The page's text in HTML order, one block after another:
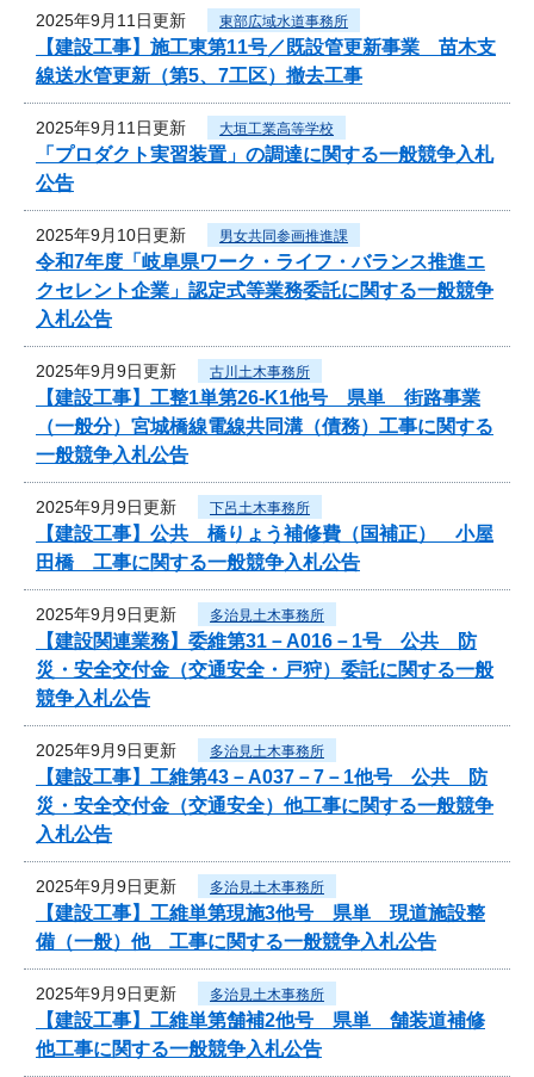
2025年9月11日更新 東部広域水道事務所
【建設工事】施工東第11号／既設管更新事業 苗木支
線送水管更新（第5、7工区）撤去工事
2025年9月11日更新 大垣工業高等学校
「プロダクト実習装置」の調達に関する一般競争入札
公告
2025年9月10日更新 男女共同参画推進課
令和7年度「岐阜県ワーク・ライフ・バランス推進エ
クセレント企業」認定式等業務委託に関する一般競争
入札公告
2025年9月9日更新 古川土木事務所
【建設工事】工整1単第26-K1他号 県単 街路事業
（一般分）宮城橋線電線共同溝（債務）工事に関する
一般競争入札公告
2025年9月9日更新 下呂土木事務所
【建設工事】公共 橋りょう補修費（国補正） 小屋
田橋 工事に関する一般競争入札公告
2025年9月9日更新 多治見土木事務所
【建設関連業務】委維第31－A016－1号 公共 防
災・安全交付金（交通安全・戸狩）委託に関する一般
競争入札公告
2025年9月9日更新 多治見土木事務所
【建設工事】工維第43－A037－7－1他号 公共 防
災・安全交付金（交通安全）他工事に関する一般競争
入札公告
2025年9月9日更新 多治見土木事務所
【建設工事】工維単第現施3他号 県単 現道施設整
備（一般）他 工事に関する一般競争入札公告
2025年9月9日更新 多治見土木事務所
【建設工事】工維単第舗補2他号 県単 舗装道補修
他工事に関する一般競争入札公告